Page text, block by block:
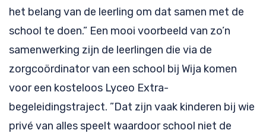
het belang van de leerling om dat samen met de
school te doen.” Een mooi voorbeeld van zo’n
samenwerking zijn de leerlingen die via de
zorgcoördinator van een school bij Wija komen
voor een kosteloos Lyceo Extra-
begeleidingstraject. ”Dat zijn vaak kinderen bij wie
privé van alles speelt waardoor school niet de